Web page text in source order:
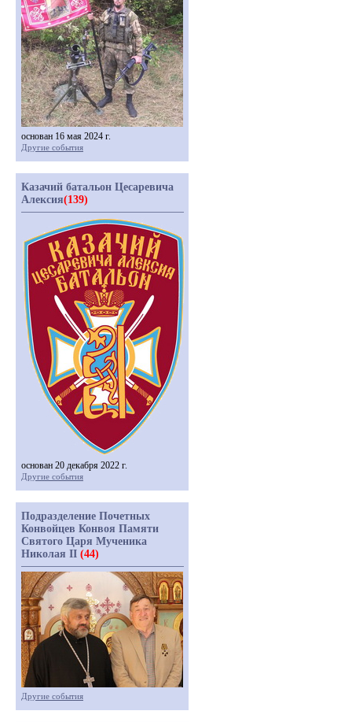
основан 16 мая 2024 г.
Другие события
Казачий батальон Цесаревича
Алексия(139)
основан 20 декабря 2022 г.
Другие события
Подразделение Почетных
Конвойцев Конвоя Памяти
Святого Царя Мученика
Николая II (44)
Другие события